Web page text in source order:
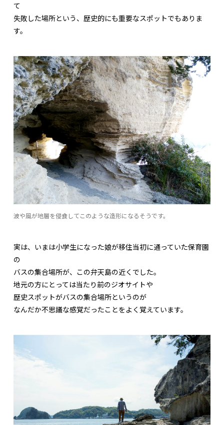
て
失敗した場所という、歴史的にも重要なスポットでもありま
す。
波や風が地層を侵食してこのような造形になるそうです。
実は、いまは小学生になった娘が移住当初に通っていた保育園
の
バスの集合場所が、この弁天島の近くでした。
地元の方にとっては当たり前のジオサイトや
歴史スポットがバスの集合場所というのが
なんだか不思議な感覚だったことをよく覚えています。